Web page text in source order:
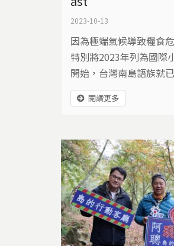
2023-10-13
因為極端氣候導致糧食
特別將2023年列為國際
開始，台灣南島語族就
灣還有數百種的小米品系
閱讀更多